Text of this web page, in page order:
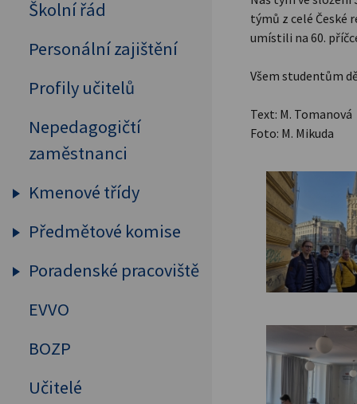
týmů z celé České
umístili na 60.
Všem studentům
Text: M. Tomanová
Foto: M. Mikuda
Školní řád
Personální zajištění
Profily učitelů
Nepedagogičtí
zaměstnanci
Kmenové třídy
Prima
Sekunda
Sexta
Předmětové komise
Humanitní předměty
Tělesná výchova
Poradenské pracoviště
Primární prevence
EVVO
BOZP
Učitelé